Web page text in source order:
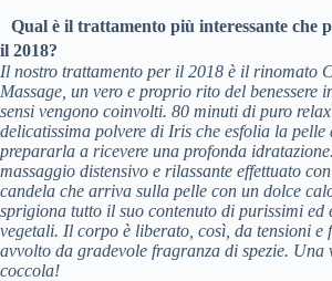
Qual è il trattamento più interessante che
il 2018?
Il nostro trattamento per il 2018 è il rinomato
Massage, un vero e proprio rito del benessere
sensi vengono coinvolti. 80 minuti di puro
delicatissima polvere di Iris che esfolia la pelle
prepararla a ricevere una profonda
massaggio distensivo e rilassante effettuato
candela che arriva sulla pelle con un dolce
sprigiona tutto il suo contenuto di purissimi ed
vegetali. Il corpo è liberato, così, da tensioni e
avvolto da gradevole fragranza di spezie. Una
coccola!